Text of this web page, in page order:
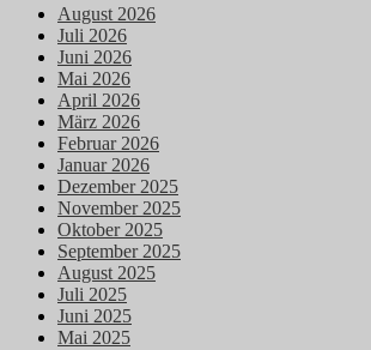
August 2026
Juli 2026
Juni 2026
Mai 2026
April 2026
März 2026
Februar 2026
Januar 2026
Dezember 2025
November 2025
Oktober 2025
September 2025
August 2025
Juli 2025
Juni 2025
Mai 2025